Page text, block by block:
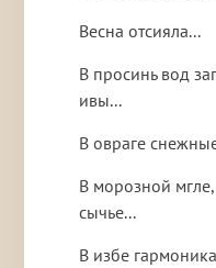
Весна отсияла...
В просинь вод
ивы...
В овраге
В морозной
сычье...
В избе